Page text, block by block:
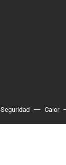
Seguridad Calor